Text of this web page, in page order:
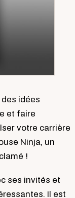
idées
et faire
votre carrière
Ninja, un
!
ses invités et
Il est